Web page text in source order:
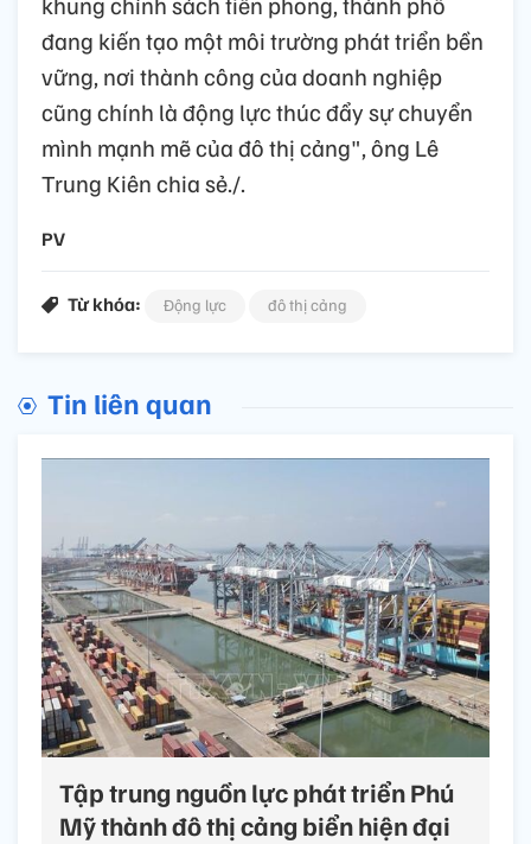
đang kiến tạo một môi trường phát triển bền
vững, nơi thành công của doanh nghiệp
cũng chính là động lực thúc đẩy sự chuyển
mình mạnh mẽ của đô thị cảng", ông Lê
Trung Kiên chia sẻ./.
PV
Từ khóa: Động lực đô thị cảng
Tin liên quan
Tập trung nguồn lực phát triển Phú
Mỹ thành đô thị cảng biển hiện đại